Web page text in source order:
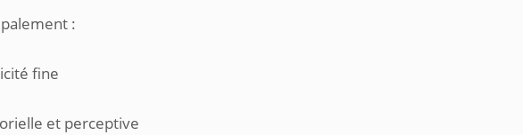
:
fine
et perceptive